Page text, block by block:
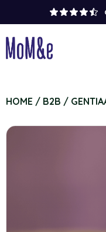
HOME / B2B /